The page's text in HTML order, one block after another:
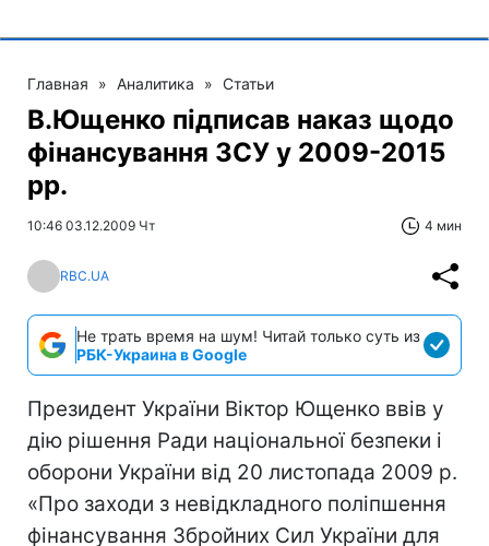
Главная » Аналитика » Статьи
В.Ющенко підписав наказ щодо
фінансування ЗСУ у 2009-2015
рр.
10:46 03.12.2009 Чт 4 мин
RBC.UA
Не трать время на шум! Читай только суть из
РБК-Украина в Google
Президент України Віктор Ющенко ввів у
дію рішення Ради національної безпеки і
оборони України від 20 листопада 2009 р.
«Про заходи з невідкладного поліпшення
фінансування Збройних Сил України для